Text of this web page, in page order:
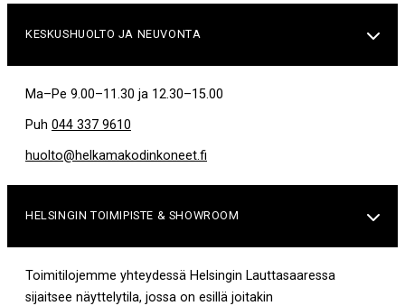
KESKUSHUOLTO JA NEUVONTA 
Ma–Pe 9.00–11.30 ja 12.30–15.00
Puh 044 337 9610
huolto@helkamakodinkoneet.fi
HELSINGIN TOIMIPISTE & SHOWROOM 
Toimitilojemme yhteydessä Helsingin Lauttasaaressa
sijaitsee näyttelytila, jossa on esillä joitakin